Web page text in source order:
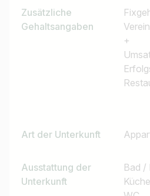
Zusätzliche
Gehaltsangaben
+
Art der Unterkunft
Ausstattung der
Unterkunft
Bad /
Küche